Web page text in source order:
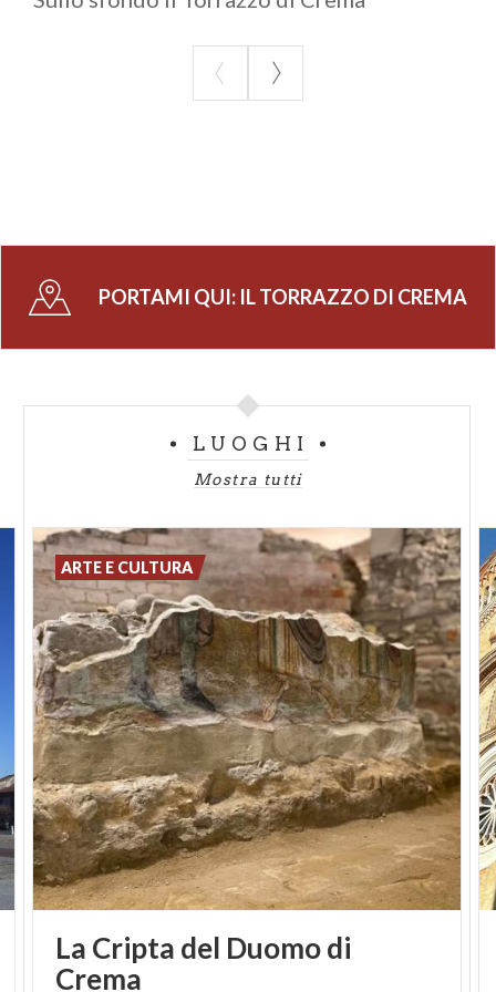
La bellezza di questa piazza vista sui grandi schermi
internazionali ha incuriosito giornalisti e viaggiatori
PORTAMI QUI: IL TORRAZZO DI CREMA
LUOGHI
Mostra tutti
La Cripta del Duomo di
Crema
ARTE E CULTURA